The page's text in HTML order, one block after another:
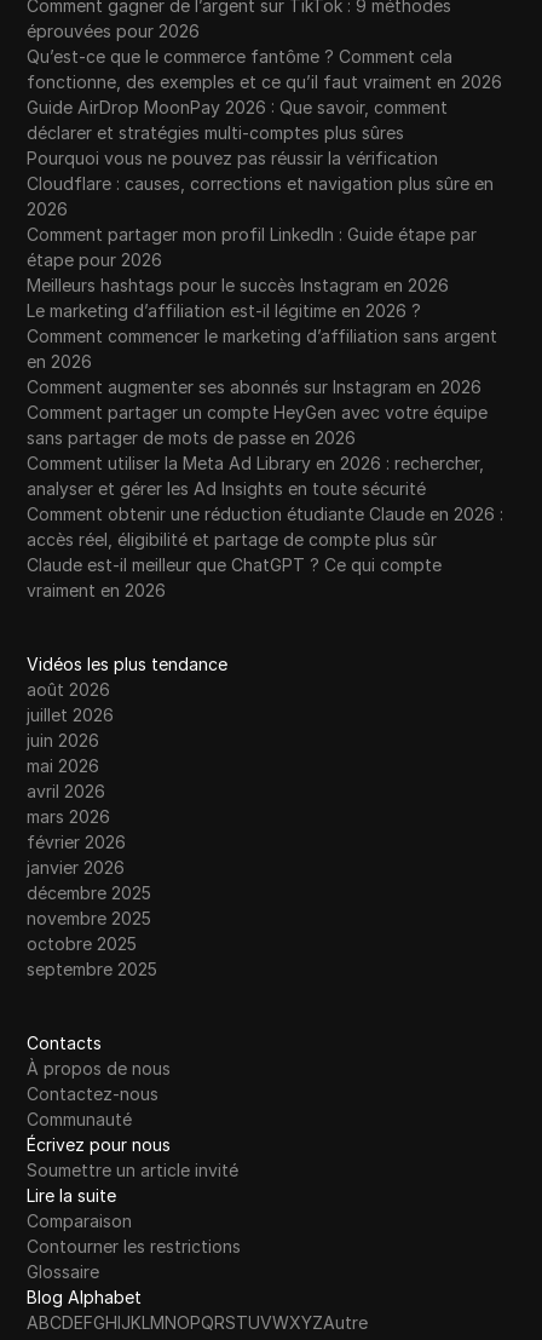
Comment gagner de l’argent sur TikTok : 9 méthodes
éprouvées pour 2026
Qu’est-ce que le commerce fantôme ? Comment cela
fonctionne, des exemples et ce qu’il faut vraiment en 2026
Guide AirDrop MoonPay 2026 : Que savoir, comment
déclarer et stratégies multi-comptes plus sûres
Pourquoi vous ne pouvez pas réussir la vérification
Cloudflare : causes, corrections et navigation plus sûre en
2026
Comment partager mon profil LinkedIn : Guide étape par
étape pour 2026
Meilleurs hashtags pour le succès Instagram en 2026
Le marketing d’affiliation est-il légitime en 2026 ?
Comment commencer le marketing d’affiliation sans argent
en 2026
Comment augmenter ses abonnés sur Instagram en 2026
Comment partager un compte HeyGen avec votre équipe
sans partager de mots de passe en 2026
Comment utiliser la Meta Ad Library en 2026 : rechercher,
analyser et gérer les Ad Insights en toute sécurité
Comment obtenir une réduction étudiante Claude en 2026 :
accès réel, éligibilité et partage de compte plus sûr
Claude est-il meilleur que ChatGPT ? Ce qui compte
vraiment en 2026
Vidéos les plus tendance
août 2026
juillet 2026
juin 2026
mai 2026
avril 2026
mars 2026
février 2026
janvier 2026
décembre 2025
novembre 2025
octobre 2025
septembre 2025
Contacts
À propos de nous
Contactez-nous
Communauté
Écrivez pour nous
Soumettre un article invité
Lire la suite
Comparaison
Contourner les restrictions
Glossaire
Blog Alphabet
ABCDEFGHIJKLMNOPQRSTUVWXYZAutre